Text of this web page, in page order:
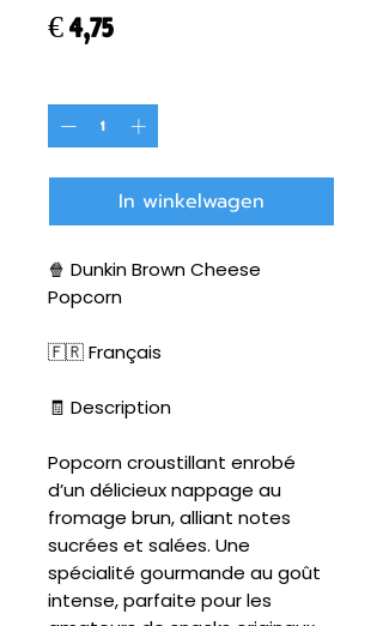
€ 4,75Prijs
In winkelwagen
🍿 Dunkin Brown Cheese
Popcorn
🇫🇷 Français
🧾 Description
Popcorn croustillant enrobé
d’un délicieux nappage au
fromage brun, alliant notes
sucrées et salées. Une
spécialité gourmande au goût
intense, parfaite pour les